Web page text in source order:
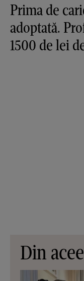
Prima de
adoptată.
1500 de lei
Din